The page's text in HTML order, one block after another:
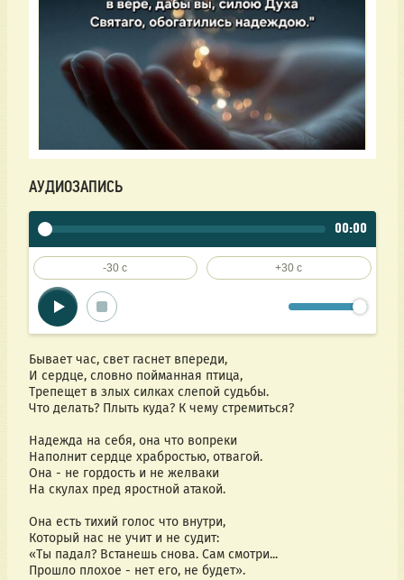
АУДИОЗАПИСЬ
00:00
-30 c +30 c
Бывает час, свет гаснет впереди,
И сердце, словно пойманная птица,
Трепещет в злых силках слепой судьбы.
Что делать? Плыть куда? К чему стремиться?
Надежда на себя, она что вопреки
Наполнит сердце храбростью, отвагой.
Она - не гордость и не желваки
На скулах пред яростной атакой.
Она есть тихий голос что внутри,
Который нас не учит и не судит:
«Ты падал? Встанешь снова. Сам смотри...
Прошло плохое - нет его, не будет».